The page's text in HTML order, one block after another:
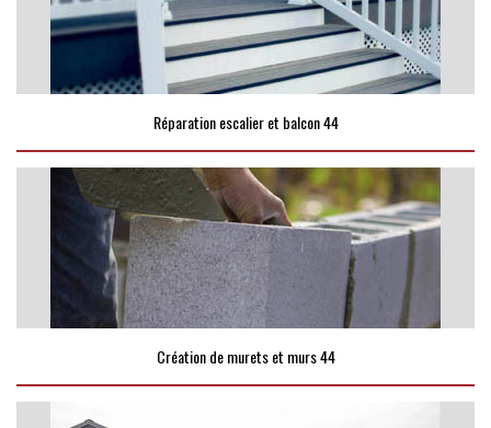
Réparation escalier et balcon 44
Création de murets et murs 44